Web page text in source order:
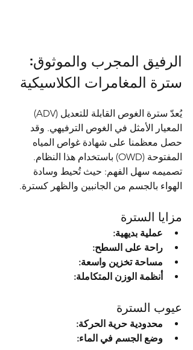
الرفيق المجرب والموثوق:
سترة المغامرات الكلاسيكية
يُعدّ سترة الغوص القابلة للتعديل (ADV)
المعيار الأمثل في الغوص الترفيهي. وقد
حصل معظمنا على شهادة غواص المياه
المفتوحة (OWD) باستخدام هذا النظام.
تصميمه سهل الفهم: حيث تُحيط وسادة
الهواء بالجسم من الجانبين والظهر كسترة.
مزايا السترة
عملية بديهية:
راحة على السطح:
مساحة تخزين واسعة:
أنظمة الوزن المتكاملة:
عيوب السترة
محدودية حرية الحركة:
وضع الجسم في الماء: